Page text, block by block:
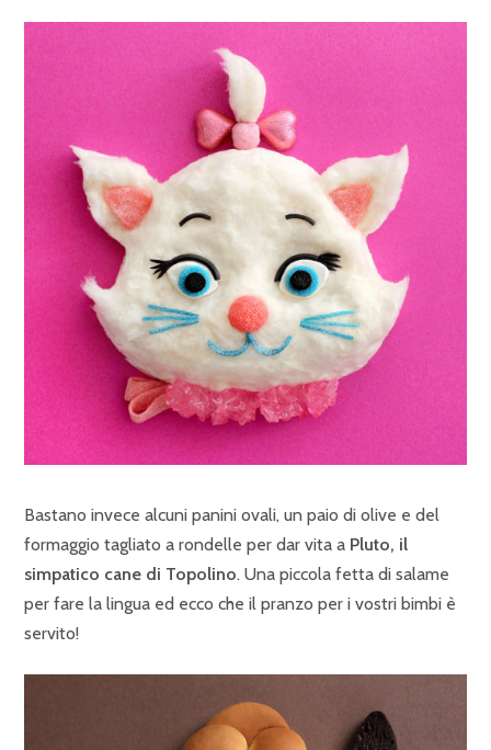
Bastano invece alcuni panini ovali, un paio di olive e del
formaggio tagliato a rondelle per dar vita a Pluto, il
simpatico cane di Topolino. Una piccola fetta di salame
per fare la lingua ed ecco che il pranzo per i vostri bimbi è
servito!